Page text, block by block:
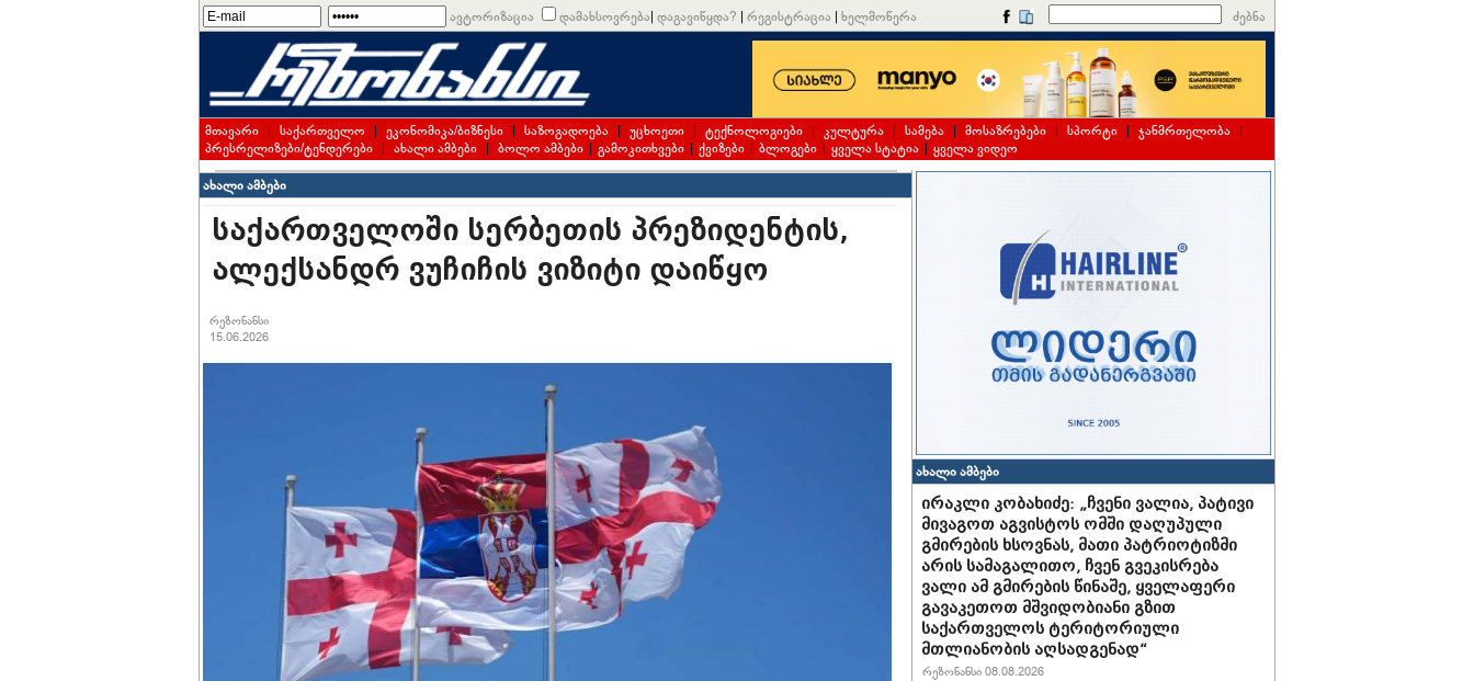
ავტორიზაცია დამახსოვრება| დაგავიწყდა? | რეგისტრაცია | ხელმოწერა ძებნა
მთავარი | საქართველო | ეკონომიკა/ბიზნესი | საზოგადოება | უცხოეთი | ტექნოლოგიები | კულტურა | სამება | მოსაზრებები | სპორტი | ჯანმრთელობა |
პრესრელიზები/ტენდერები | ახალი ამბები | ბოლო ამბები | გამოკითხვები | ქვიზები | ბლოგები | ყველა სტატია | ყველა ვიდეო
ახალი ამბები
საქართველოში სერბეთის პრეზიდენტის,
ალექსანდრ ვუჩიჩის ვიზიტი დაიწყო
რეზონანსი
15.06.2026
ახალი ამბები
ირაკლი კობახიძე: „ჩვენი ვალია, პატივი
მივაგოთ აგვისტოს ომში დაღუპული
გმირების ხსოვნას, მათი პატრიოტიზმი
არის სამაგალითო, ჩვენ გვეკისრება
ვალი ამ გმირების წინაშე, ყველაფერი
გავაკეთოთ მშვიდობიანი გზით
საქართველოს ტერიტორიული
მთლიანობის აღსადგენად“
რეზონანსი 08.08.2026